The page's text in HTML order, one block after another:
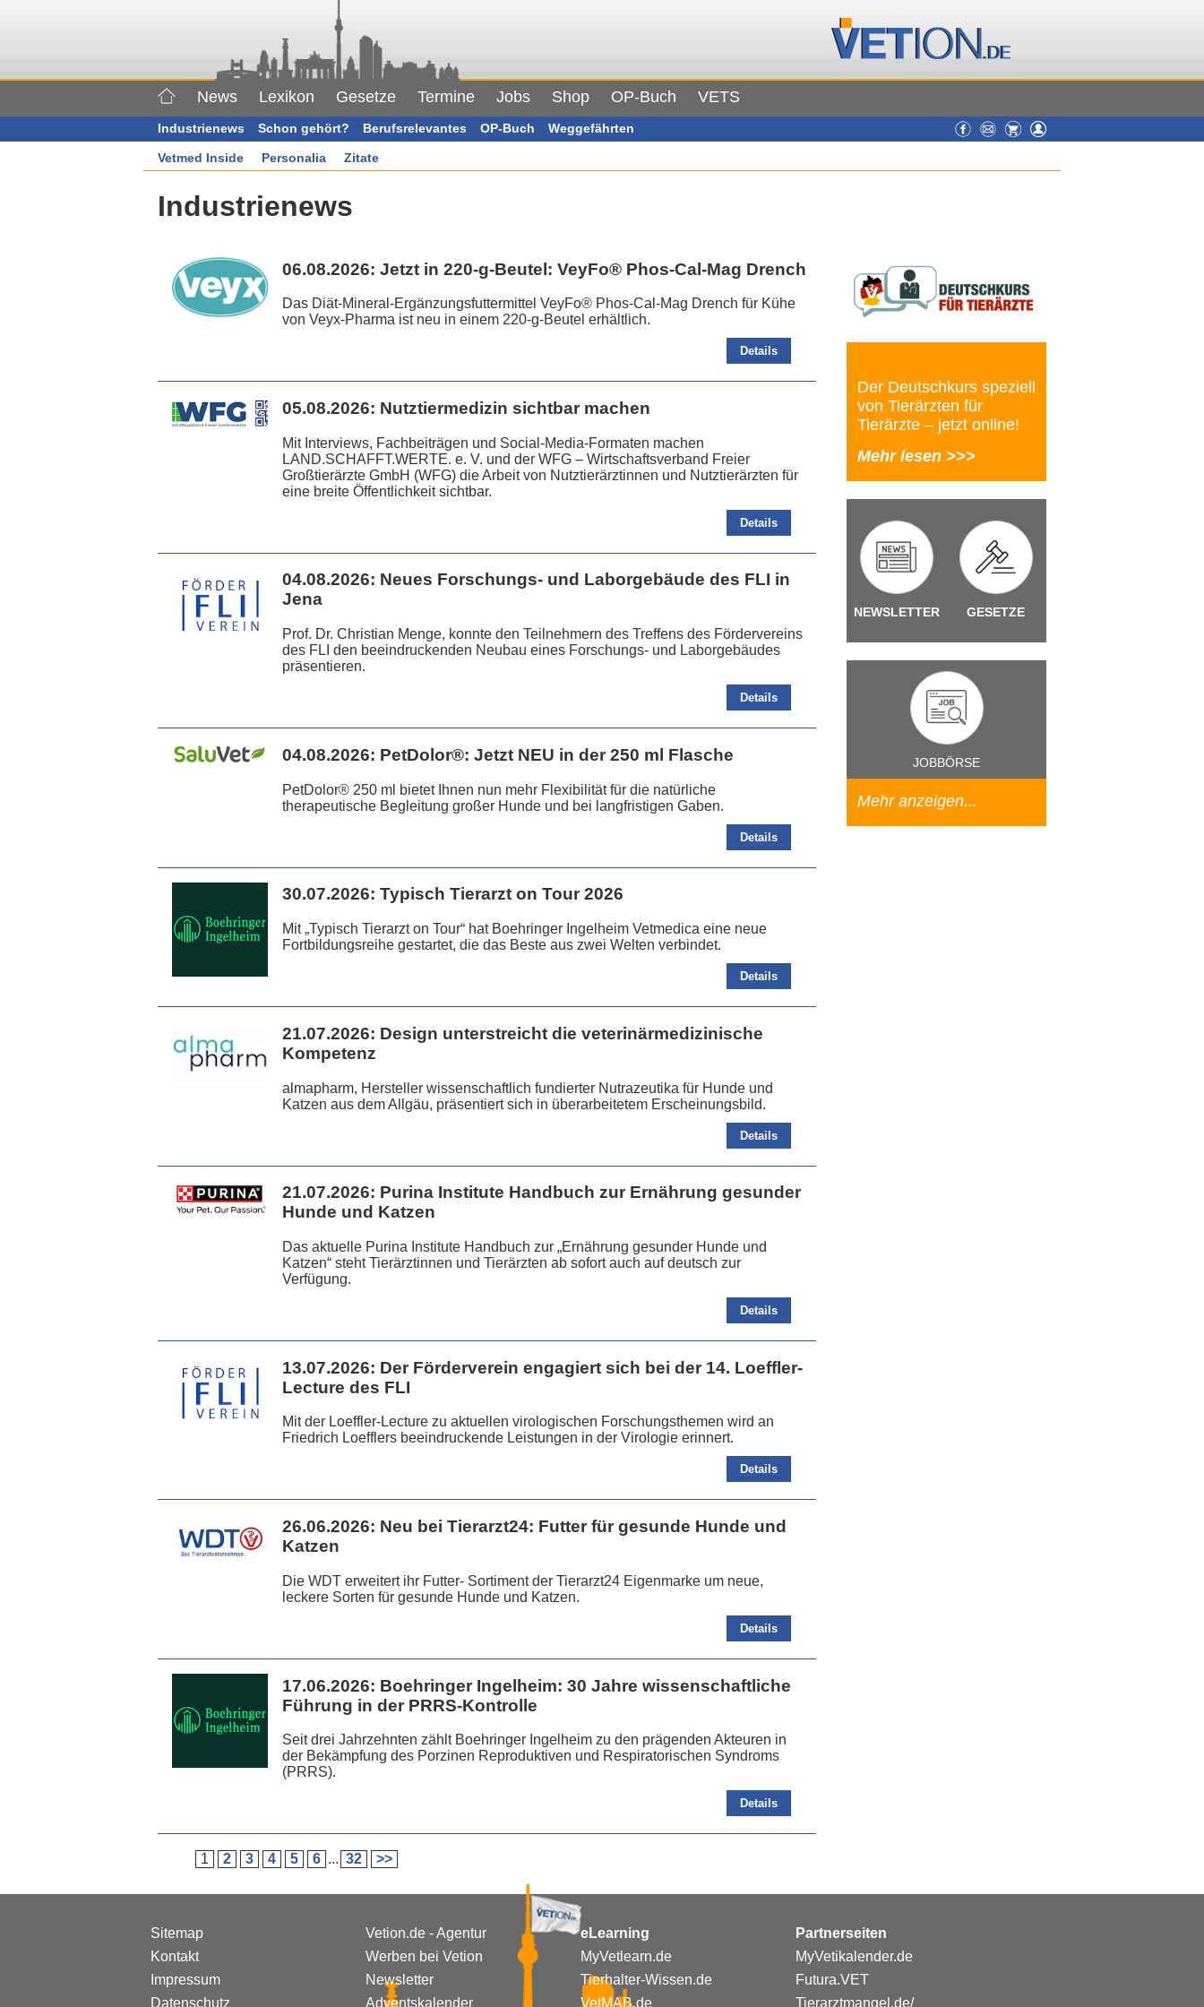
News Lexikon Gesetze Termine Jobs Shop OP-Buch VETS
Industrienews Schon gehört? Berufsrelevantes OP-Buch Weggefährten
Vetmed Inside Personalia Zitate
Industrienews
06.08.2026: Jetzt in 220-g-Beutel: VeyFo® Phos-Cal-Mag Drench
Das Diät-Mineral-Ergänzungsfuttermittel VeyFo® Phos-Cal-Mag Drench für Kühe
von Veyx-Pharma ist neu in einem 220-g-Beutel erhältlich.
Details
05.08.2026: Nutztiermedizin sichtbar machen
Mit Interviews, Fachbeiträgen und Social-Media-Formaten machen
LAND.SCHAFFT.WERTE. e. V. und der WFG – Wirtschaftsverband Freier
Großtierärzte GmbH (WFG) die Arbeit von Nutztierärztinnen und Nutztierärzten für
eine breite Öffentlichkeit sichtbar.
Details
04.08.2026: Neues Forschungs- und Laborgebäude des FLI in
Jena
Prof. Dr. Christian Menge, konnte den Teilnehmern des Treffens des Fördervereins
des FLI den beeindruckenden Neubau eines Forschungs- und Laborgebäudes
präsentieren.
Details
04.08.2026: PetDolor®: Jetzt NEU in der 250 ml Flasche
PetDolor® 250 ml bietet Ihnen nun mehr Flexibilität für die natürliche
therapeutische Begleitung großer Hunde und bei langfristigen Gaben.
Details
30.07.2026: Typisch Tierarzt on Tour 2026
Mit „Typisch Tierarzt on Tour“ hat Boehringer Ingelheim Vetmedica eine neue
Fortbildungsreihe gestartet, die das Beste aus zwei Welten verbindet.
Details
21.07.2026: Design unterstreicht die veterinärmedizinische
Kompetenz
almapharm, Hersteller wissenschaftlich fundierter Nutrazeutika für Hunde und
Katzen aus dem Allgäu, präsentiert sich in überarbeitetem Erscheinungsbild.
Details
21.07.2026: Purina Institute Handbuch zur Ernährung gesunder
Hunde und Katzen
Das aktuelle Purina Institute Handbuch zur „Ernährung gesunder Hunde und
Katzen“ steht Tierärztinnen und Tierärzten ab sofort auch auf deutsch zur
Verfügung.
Details
13.07.2026: Der Förderverein engagiert sich bei der 14. Loeffler-
Lecture des FLI
Mit der Loeffler-Lecture zu aktuellen virologischen Forschungsthemen wird an
Friedrich Loefflers beeindruckende Leistungen in der Virologie erinnert.
Details
26.06.2026: Neu bei Tierarzt24: Futter für gesunde Hunde und
Katzen
Die WDT erweitert ihr Futter- Sortiment der Tierarzt24 Eigenmarke um neue,
leckere Sorten für gesunde Hunde und Katzen.
Details
17.06.2026: Boehringer Ingelheim: 30 Jahre wissenschaftliche
Führung in der PRRS‑Kontrolle
Seit drei Jahrzehnten zählt Boehringer Ingelheim zu den prägenden Akteuren in
der Bekämpfung des Porzinen Reproduktiven und Respiratorischen Syndroms
(PRRS).
Details
1 2 3 4 5 6 ... 32 >>
Der Deutschkurs speziell
von Tierärzten für
Tierärzte – jetzt online!
Mehr lesen >>>
NEWSLETTER GESETZE
JOBBÖRSE
Mehr anzeigen...
Sitemap
Kontakt
Impressum
Datenschutz
Vetion.de - Agentur
Werben bei Vetion
Newsletter
Adventskalender
eLearning
MyVetlearn.de
Tierhalter-Wissen.de
VetMAB.de
Partnerseiten
MyVetikalender.de
Futura.VET
Tierarztmangel.de/